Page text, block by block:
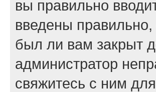
вы правильно
введены
был ли вам закрыт
администратор
свяжитесь с ним